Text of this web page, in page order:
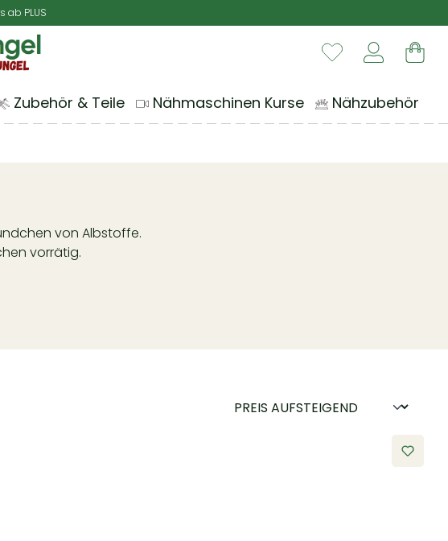
ab PLUS
Du hast 0
Zubehör & Teile Nähmaschinen Kurse Nähzubehör
von Albstoffe.
vorrätig.